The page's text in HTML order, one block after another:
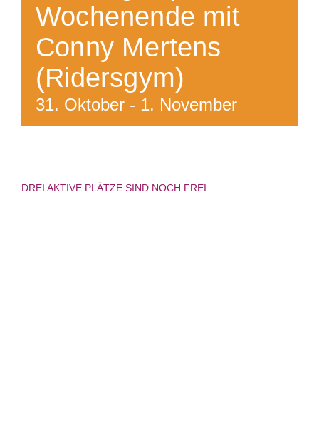
Wochenende mit
Conny Mertens
(Ridersgym)
31. Oktober - 1. November
DREI AKTIVE PLÄTZE SIND NOCH FREI.